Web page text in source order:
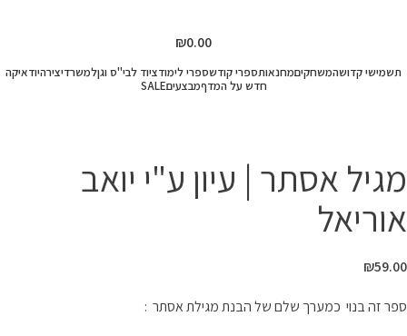
₪0.00
תשמישי קדושהמשחקיםמחנאותספרי קודשספרי לימודציוד לבי"ס וגןלמשרדיצירהיודאיקה
חדש על המדףמבצעיםSALE
מגיל אסתר | עיון ע"י יואב
אוריאל
₪59.00
ספר זה בנוי כמערך שלם של הבנת מגילת אסתר :